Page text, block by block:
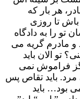
هر بار که
تا روزی
تو را به دادگاه
و مادرم گریه می
تو الان باید
فراموش نمی
مرد. باید تقاص پس
بود… باید